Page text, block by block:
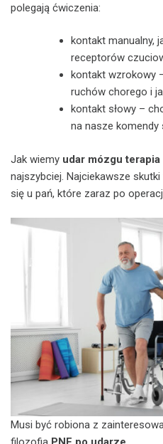
polegają ćwiczenia:
kontakt manualny,
receptorów
kontakt wzrokowy
ruchów chorego i
kontakt słowy –
na nasze komendy
Jak wiemy udar mózgu terapia
najszybciej. Najciekawsze
się u pań, które zaraz po
Musi być robiona z